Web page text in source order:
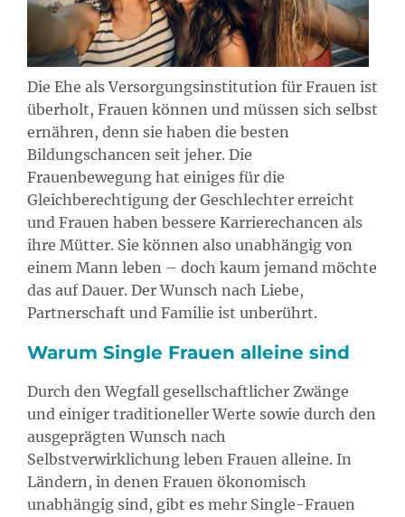
Die Ehe als Versorgungsinstitution für Frauen ist
überholt, Frauen können und müssen sich selbst
ernähren, denn sie haben die besten
Bildungschancen seit jeher. Die
Frauenbewegung hat einiges für die
Gleichberechtigung der Geschlechter erreicht
und Frauen haben bessere Karrierechancen als
ihre Mütter. Sie können also unabhängig von
einem Mann leben – doch kaum jemand möchte
das auf Dauer. Der Wunsch nach Liebe,
Partnerschaft und Familie ist unberührt.
Warum Single Frauen alleine sind
Durch den Wegfall gesellschaftlicher Zwänge
und einiger traditioneller Werte sowie durch den
ausgeprägten Wunsch nach
Selbstverwirklichung leben Frauen alleine. In
Ländern, in denen Frauen ökonomisch
unabhängig sind, gibt es mehr Single-Frauen